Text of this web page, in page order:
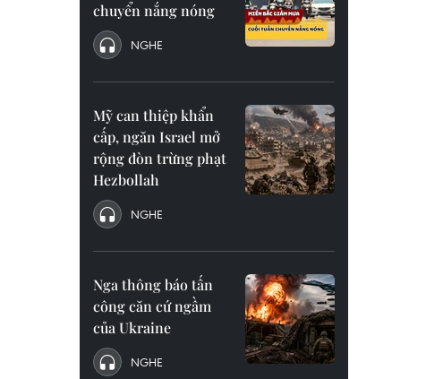
chuyển nắng nóng
NGHE
Mỹ can thiệp khẩn
cấp, ngăn Israel mở
rộng đòn trừng phạt
Hezbollah
NGHE
Nga thông báo tấn
công căn cứ ngầm
của Ukraine
NGHE